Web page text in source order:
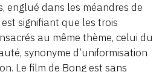
englué dans les méandres de
est signifiant que les trois
au même thème, celui du
synonyme d’uniformisation
Le film de Bong est sans